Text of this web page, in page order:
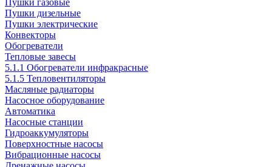
Пушки газовые
Пушки дизельные
Пушки электрические
Конвекторы
Обогреватели
Тепловые завесы
5.1.1 Обогреватели инфракрасные
5.1.5 Тепловентиляторы
Масляные радиаторы
Насосное оборудование
Автоматика
Насосные станции
Гидроаккумуляторы
Поверхностные насосы
Вибрационные насосы